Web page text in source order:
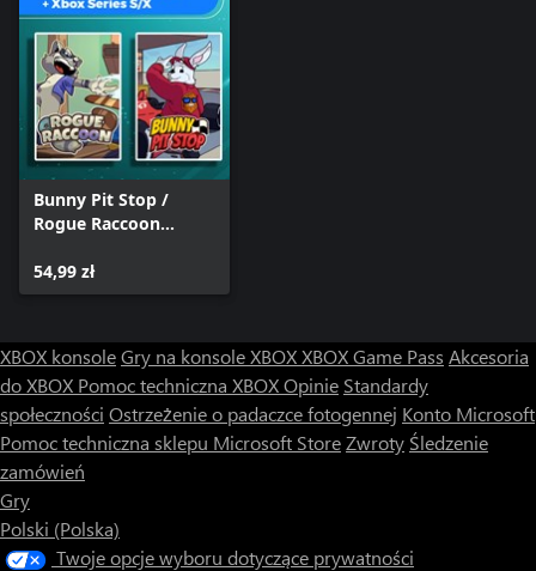
Bunny Pit Stop /
Rogue Raccoon
54,99 zł
XBOX konsoleGry na konsole XBOXXBOX Game Pass Akcesoria
do XBOX Pomoc techniczna XBOXOpinie Standardy
społeczności Ostrzeżenie o padaczce fotogennej Konto Microsoft
Pomoc techniczna sklepu Microsoft StoreZwroty Śledzenie
zamówień
Gry
Polski (Polska)
Twoje opcje wyboru dotyczące prywatności